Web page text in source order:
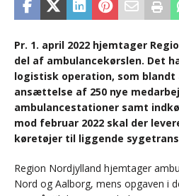
Pr. 1. april 2022 hjemtager
del af ambulancekørslen. Det
logistisk operation, som
ansættelse af 250 nye
ambulancestationer samt
mod februar 2022 skal der
køretøjer til liggende
Region Nordjylland hjemtager
Nord og Aalborg, mens opgaven i